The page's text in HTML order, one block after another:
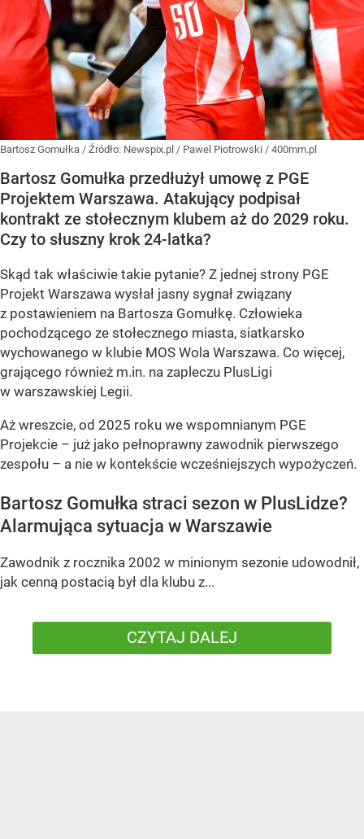
Bartosz Gomułka / Źródło: Newspix.pl / Pawel Piotrowski / 400mm.pl
Bartosz Gomułka przedłużył umowę z PGE
Projektem Warszawa. Atakujący podpisał
kontrakt ze stołecznym klubem aż do 2029 roku.
Czy to słuszny krok 24-latka?
Skąd tak właściwie takie pytanie? Z jednej strony PGE
Projekt Warszawa wysłał jasny sygnał związany
z postawieniem na Bartosza Gomułkę. Człowieka
pochodzącego ze stołecznego miasta, siatkarsko
wychowanego w klubie MOS Wola Warszawa. Co więcej,
grającego również m.in. na zapleczu PlusLigi
w warszawskiej Legii.
Aż wreszcie, od 2025 roku we wspomnianym PGE
Projekcie – już jako pełnoprawny zawodnik pierwszego
zespołu – a nie w kontekście wcześniejszych wypożyczeń.
Bartosz Gomułka straci sezon w PlusLidze?
Alarmująca sytuacja w Warszawie
Zawodnik z rocznika 2002 w minionym sezonie udowodnił,
jak cenną postacią był dla klubu z...
CZYTAJ DALEJ